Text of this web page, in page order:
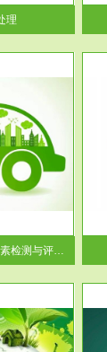
理
工作场所职业危害因素检测与评价...
围
害现状评价
：具体因素---
种手段明确
...
围